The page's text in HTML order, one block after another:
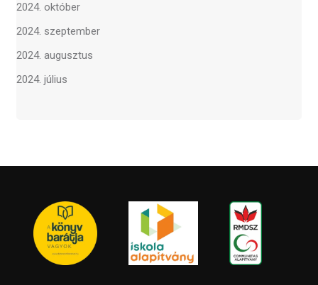
2024. október
2024. szeptember
2024. augusztus
2024. július